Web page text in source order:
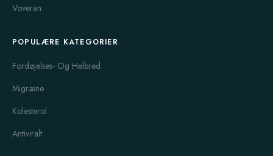
Voveran
POPULÆRE KATEGORIER
Fordøjelses- Og Helbred
Migræne
Kolesterol
Antiviralt